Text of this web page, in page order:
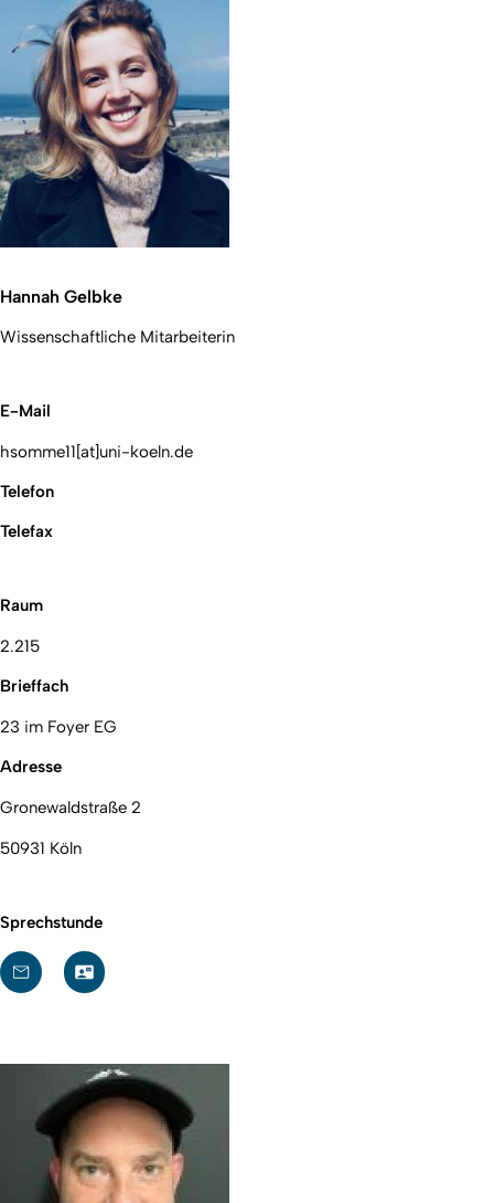
Hannah Gelbke
Wissenschaftliche Mitarbeiterin
E-Mail
hsomme11[at]uni-koeln.de
Telefon
Telefax
Raum
2.215
Brieffach
23 im Foyer EG
Adresse
Gronewaldstraße 2
50931 Köln
Sprechstunde